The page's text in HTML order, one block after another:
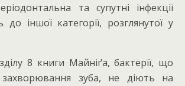
та супутні інфекції
до іншої категорії, розглянутої у
8 книги Майніґа, бактерії, що
зуба, не діють на